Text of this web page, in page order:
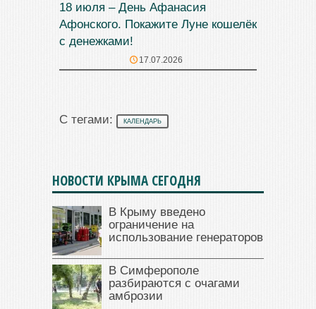
18 июля – День Афанасия
Афонского. Покажите Луне кошелёк
с денежками!
17.07.2026
С тегами: КАЛЕНДАРЬ
НОВОСТИ КРЫМА СЕГОДНЯ
В Крыму введено
ограничение на
использование генераторов
В Симферополе
разбираются с очагами
амброзии